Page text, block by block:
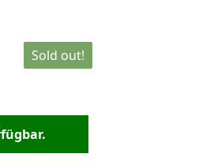
Sold out!